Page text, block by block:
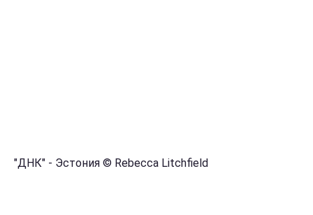
"ДНК" - Эстония © Rebecca Litchfield